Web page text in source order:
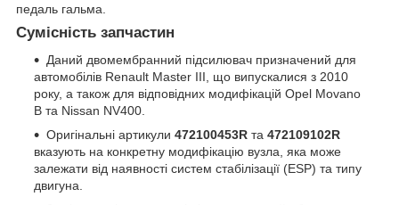
педаль гальма.
Сумісність запчастин
Даний двомембранний підсилювач призначений для
автомобілів Renault Master III, що випускалися з 2010
року, а також для відповідних модифікацій Opel Movano
B та Nissan NV400.
Оригінальні артикули 472100453R та 472109102R
вказують на конкретну модифікацію вузла, яка може
залежати від наявності систем стабілізації (ESP) та типу
двигуна.